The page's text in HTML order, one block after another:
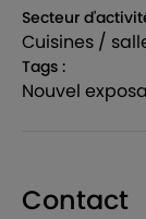
Secteur
cuisines /
Tags :
nouvel
Contact